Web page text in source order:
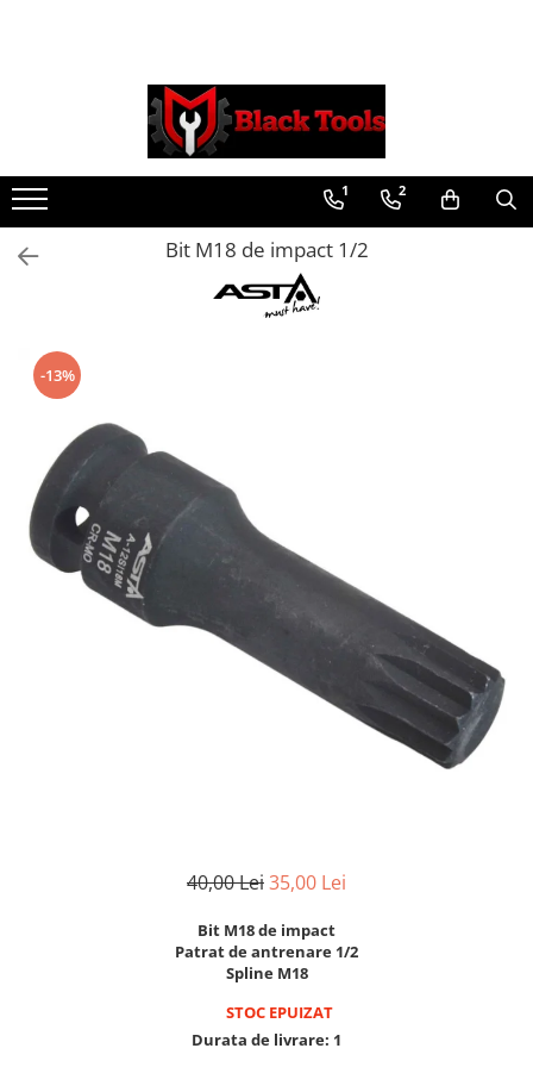
Scule Service Auto
Chei Si Truse De Chei
Chei combinate
Chei Combinate Cu Clichet
Chei Cotite
Clesti autoblocanti
Clesti pentru sertizat
Clesti pentru sigurante
Clesti reglabili pentru tevi
Clesti service auto
Clesti universali
Clima/Aer conditionat
Cricuri cutie viteze
Dispozitive de sablat & accesorii
Aparate taiere cu plasma
Magneti fixare sudura
1 2
Bit M18 de impact 1/2
-13%
40,00 Lei35,00 Lei
Bit M18 de impact
Patrat de antrenare 1/2
Spline M18
STOC EPUIZAT
Durata de livrare: 1